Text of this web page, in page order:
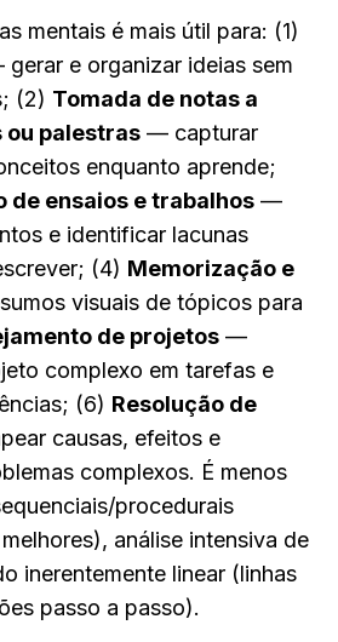
e organizar ideias sem
(2) Tomada de notas a
palestras — capturar
enquanto aprende;
de ensaios e trabalhos —
e identificar lacunas
(4) Memorização e
visuais de tópicos para
de projetos —
complexo em tarefas e
(6) Resolução de
causas, efeitos e
complexos. É menos
procedurais
análise intensiva de
inerentemente linear (linhas
passo a passo).